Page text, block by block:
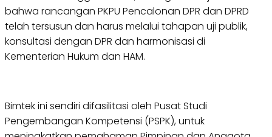
bahwa rancangan PKPU Pencalonan DPR dan DPRD
telah tersusun dan harus melalui tahapan uji publik,
konsultasi dengan DPR dan harmonisasi di
Kementerian Hukum dan HAM.
Bimtek ini sendiri difasilitasi oleh Pusat Studi
Pengembangan Kompetensi (PSPK), untuk